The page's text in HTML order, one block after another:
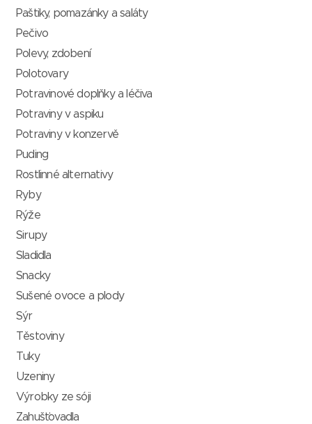
Paštiky, pomazánky a saláty
Pečivo
Polevy, zdobení
Polotovary
Potravinové doplňky a léčiva
Potraviny v aspiku
Potraviny v konzervě
Puding
Rostlinné alternativy
Ryby
Rýže
Sirupy
Sladidla
Snacky
Sušené ovoce a plody
Sýr
Těstoviny
Tuky
Uzeniny
Výrobky ze sóji
Zahušťovadla